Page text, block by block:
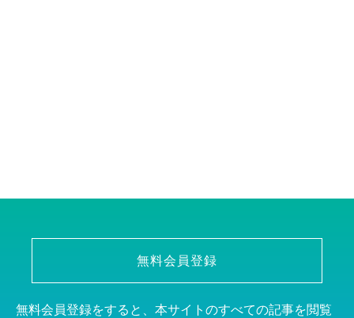
無料会員登録
無料会員登録をすると、本サイトのすべての記事を閲覧